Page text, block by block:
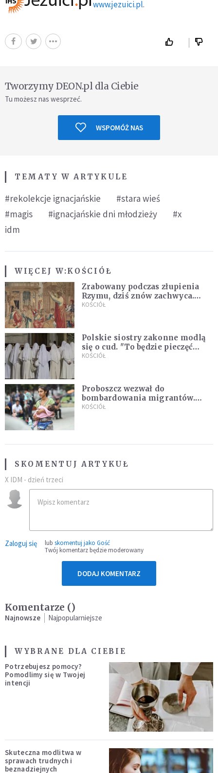
www.jezuici.pl.
Tworzymy DEON.pl dla Ciebie
Tu możesz nas wesprzeć.
WSPOMÓŻ NAS
TEMATY W ARTYKULE
#rekolekcje ignacjańskie
#stara wieś
#magis
#ignacjańskie dni młodzieży
#x
idm
WIĘCEJ W:KOŚCIÓŁ
Zrabowany podczas złupienia
Rzymu, dziś znów zachwyca.
Wyjątkowy arras w Castel
KOŚCIÓŁ
Polskie siostry zakonne modlą
się o cud. "To będzie pieczęć
Pana Boga dla naszej wiary"
KOŚCIÓŁ
Proboszcz wezwał do
bombardowania migrantów.
"Masowy ogień przeciwko
KOŚCIÓŁ
SKOMENTUJ ARTYKUŁ
X IDM - dzień trzeci
Zaloguj się lub skomentuj jako Gość
Twój komentarz będzie moderowany
DODAJ KOMENTARZ
Komentarze ()
Najnowsze Najpopularniejsze
WYBRANE DLA CIEBIE
Potrzebujesz pomocy?
Pomodlimy się w Twojej
intencji
Skuteczna modlitwa w
sprawach trudnych i
beznadziejnych